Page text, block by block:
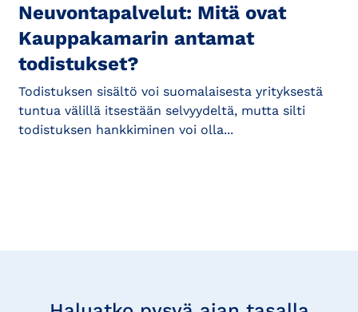
Neuvontapalvelut: Mitä ovat
Kauppakamarin antamat
todistukset?
Todistuksen sisältö voi suomalaisesta yrityksestä
tuntua välillä itsestään selvyydeltä, mutta silti
todistuksen hankkiminen voi olla...